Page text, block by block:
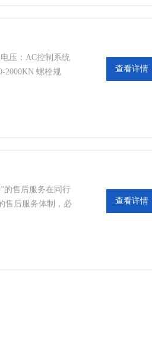
压：AC控制系统
2000KN 螺栓规
查看详情
的售后服务在同行
售后服务体制，必
查看详情